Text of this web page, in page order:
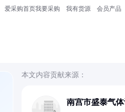
爱采购首页我要采购 我有货源 会员产品
本文内容贡献来源：
南宫市盛泰气